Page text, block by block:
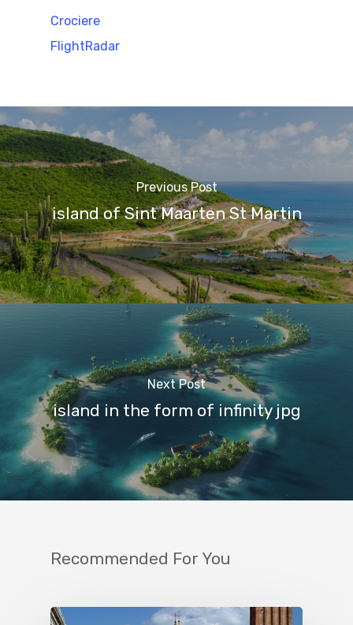
Crociere
FlightRadar
Previous Post
island of Sint Maarten St Martin
Next Post
island in the form of infinity jpg
Recommended For You